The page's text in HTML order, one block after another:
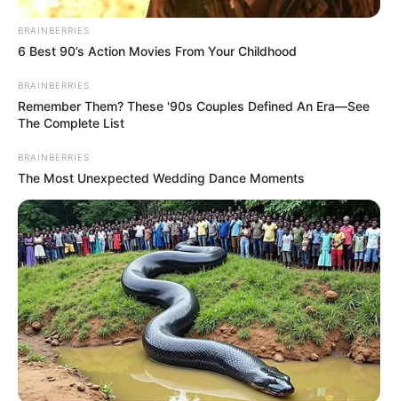
"Авіацію для удару по житлових кварталах
роки. Я знаю - всі звикли до сигналу повітряної
тривоги. Мало хто реагує на нього і ховається в
укриття. Але я не втомлюся попереджати - ворог
озброєння по місту. Тому закликаю - бережіть
своє життя та життя дітей і близьких. Враховуйте
можливість повторних ударів", - зазначив
Болвінов.
Якрозповів"Суспільному" начальник ГУ Нацполіції в
Харківській області Володимир Тимошко, росіяни,
ймовірно, били по Харкову новим снарядом - УМПБ
Д-30.
"Це щось середнє між КАБ і ракетою. Остаточні